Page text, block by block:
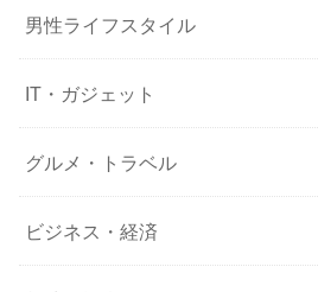
男性ライフスタイル
IT・ガジェット
グルメ・トラベル
ビジネス・経済